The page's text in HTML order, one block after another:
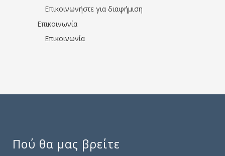
Επικοινωνήστε για διαφήμιση
Επικοινωνία
Επικοινωνία
Πού θα μας βρείτε